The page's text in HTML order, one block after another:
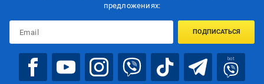
предложениях:
ПОДПИСАТЬСЯ
bot